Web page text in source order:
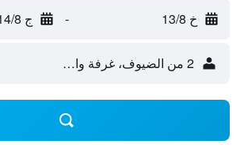
خ 13/8 - ج 14/8
2 من الضيوف، غرفة واحدة